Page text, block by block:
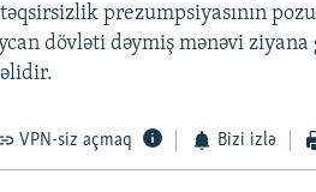
prezumpsiyasının
dövləti dəymiş mənəvi
VPN-siz açmaq Bizi izlə